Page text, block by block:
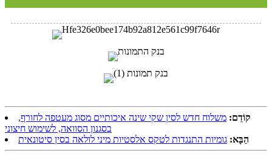
קוֹדֵם: משלוח חדש לסין שקי שינה איכותיים מסוג מעטפה לחורף,
בסגנון הסוואה, לשימוש חיצוני
הַבָּא: גומיות התנגדות לטקס אלסטיות מיני לולאה בסין סיטונאית